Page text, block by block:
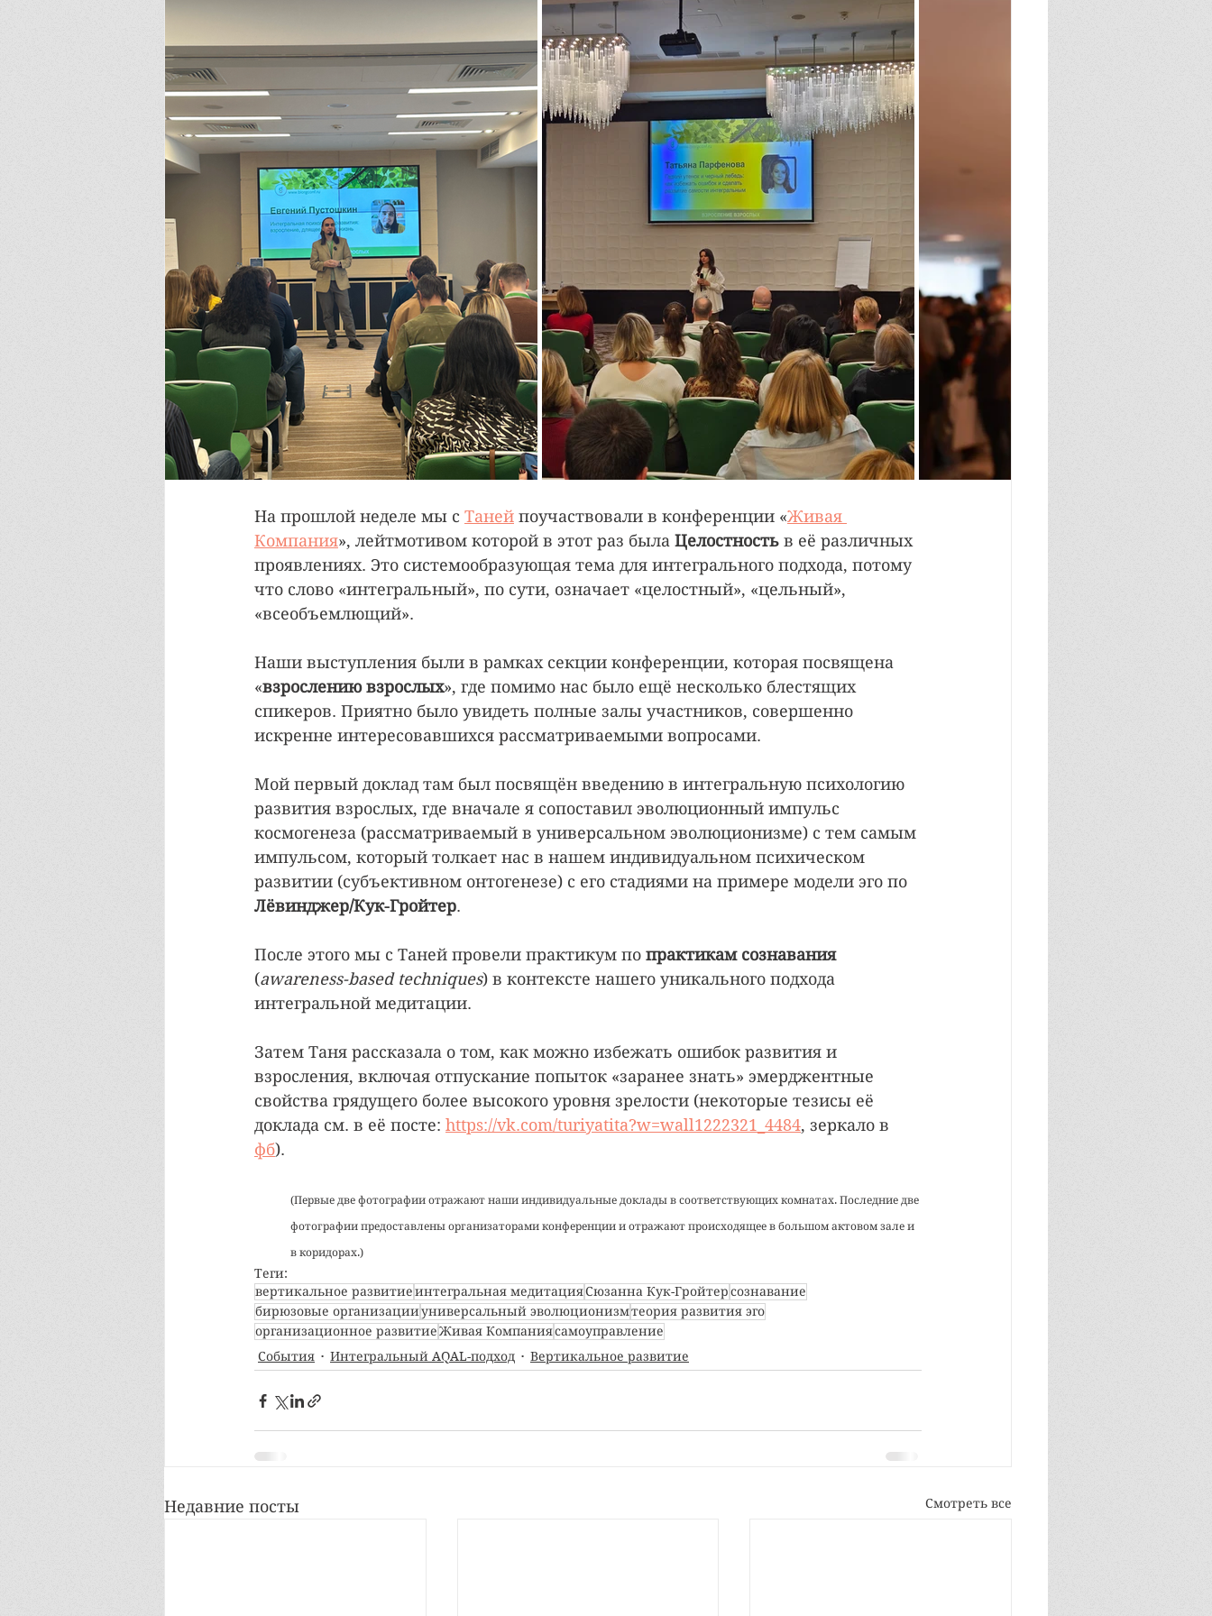
На прошлой неделе мы с Таней поучаствовали в конференции «Живая
Компания», лейтмотивом которой в этот раз была Целостность в её различных
проявлениях. Это системообразующая тема для интегрального подхода, потому
что слово «интегральный», по сути, означает «целостный», «цельный»,
«всеобъемлющий».
Наши выступления были в рамках секции конференции, которая посвящена
«взрослению взрослых», где помимо нас было ещё несколько блестящих
спикеров. Приятно было увидеть полные залы участников, совершенно
искренне интересовавшихся рассматриваемыми вопросами.
Мой первый доклад там был посвящён введению в интегральную психологию
развития взрослых, где вначале я сопоставил эволюционный импульс
космогенеза (рассматриваемый в универсальном эволюционизме) с тем самым
импульсом, который толкает нас в нашем индивидуальном психическом
развитии (субъективном онтогенезе) с его стадиями на примере модели эго по
Лёвинджер/Кук-Гройтер.
После этого мы с Таней провели практикум по практикам сознавания
(awareness-based techniques) в контексте нашего уникального подхода
интегральной медитации.
Затем Таня рассказала о том, как можно избежать ошибок развития и
взросления, включая отпускание попыток «заранее знать» эмерджентные
свойства грядущего более высокого уровня зрелости (некоторые тезисы её
доклада см. в её посте: https://vk.com/turiyatita?w=wall1222321_4484, зеркало в
фб).
(Первые две фотографии отражают наши индивидуальные доклады в соответствующих комнатах. Последние две
фотографии предоставлены организаторами конференции и отражают происходящее в большом актовом зале и
в коридорах.)
Теги:
вертикальное развитиеинтегральная медитацияСюзанна Кук-Гройтерсознавание
бирюзовые организацииуниверсальный эволюционизмтеория развития эго
организационное развитиеЖивая Компаниясамоуправление
События
Интегральный AQAL-подход Вертикальное развитие
Недавние посты Смотреть все